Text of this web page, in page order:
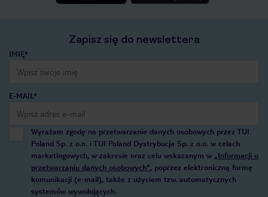
Zapisz się do newslettera
IMIĘ*
E-MAIL*
Wyrażam zgodę na przetwarzanie danych osobowych przez TUI
Poland Sp. z o.o. i TUI Poland Dystrybucja Sp. z o.o. w celach
marketingowych, w zakresie oraz celu wskazanym w „Informacji o
przetwarzaniu danych osobowych”, poprzez elektroniczną formę
komunikacji (e-mail), także z użyciem tzw. automatycznych
systemów wywołujących.